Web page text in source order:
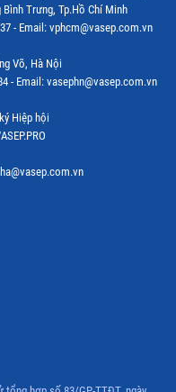
Trưng, Tp.Hồ Chí Minh
- Email: vphcm@vasep.com.vn
Võ, Hà Nội
- Email: vasephn@vasep.com.vn
Hiệp hội